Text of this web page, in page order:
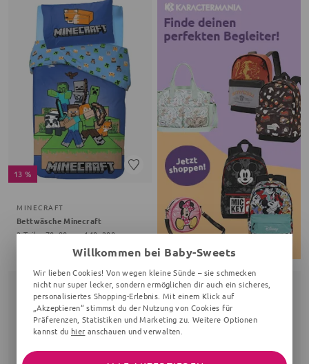
13 %
MINECRAFT
Bettwäsche Minecraft
2 Teile, 70x90 cm, 140x200 cm, bunt
43,99 €Willkommen bei Baby-Sweets
Wir lieben Cookies! Von wegen kleine Sünde – sie schmecken
nicht nur super lecker, sondern ermöglichen dir auch ein sicheres,
personalisiertes Shopping-Erlebnis. Mit einem Klick auf
„Akzeptieren“ stimmst du der Nutzung von Cookies für
Präferenzen, Statistiken und Marketing zu. Weitere Optionen
kannst du hier anschauen und verwalten.